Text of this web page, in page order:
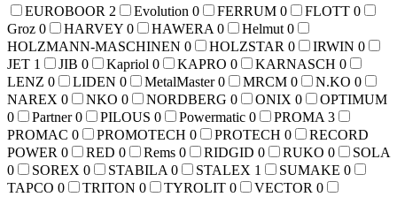
EUROBOOR 2 Evolution 0 FERRUM 0 FLOTT 0
Groz 0 HARVEY 0 HAWERA 0 Helmut 0
HOLZMANN-MASCHINEN 0 HOLZSTAR 0 IRWIN 0
JET 1 JIB 0 Kapriol 0 KAPRO 0 KARNASCH 0
LENZ 0 LIDEN 0 MetalMaster0 MRCM 0 N.KO 0
NAREX 0 NKO 0 NORDBERG 0 ONIX 0
OPTIMUM
0
Partner0 PILOUS 0 Powermatic 0 PROMA 3
PROMAC 0 PROMOTECH 0 PROTECH 0
RECORD
POWER 0 RED 0 Rems 0 RIDGID 0 RUKO 0
SOLA
0
SOREX 0 STABILA 0 STALEX 1 SUMAKE 0
TAPCO 0 TRITON 0 TYROLIT 0 VECTOR 0